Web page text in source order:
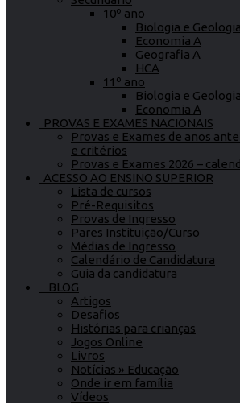
10º ano
Biologia e Geologia
Economia A
Geografia A
HCA
11º ano
Biologia e Geologia
Economia A
PROVAS E EXAMES NACIONAIS
Provas e Exames de anos
e critérios
Provas e Exames 2026 –
ACESSO AO ENSINO SUPERIOR
Lista de cursos
Pré-Requisitos
Provas de Ingresso
Pares Instituição/Curso
Médias de Ingresso
Calendário de Candidatura
Guia da candidatura
BLOG
Artigos
Desafios
Histórias para crianças
Jogos Online
Livros
Notícias » Educação
Onde ir em família
Vídeos